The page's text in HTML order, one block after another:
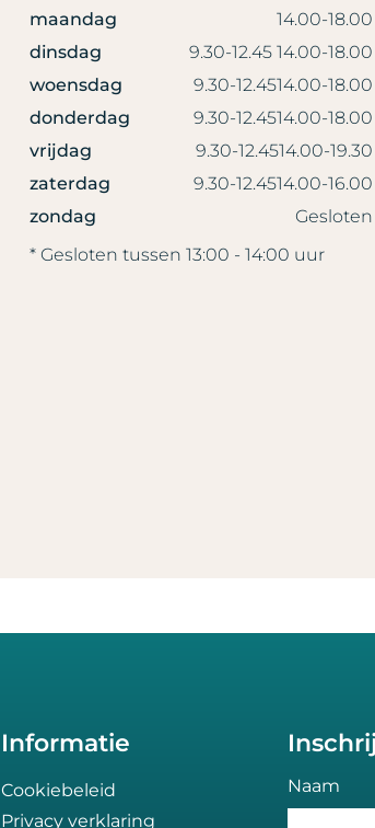
maandag
14.00-18.00
dinsdag
9.30-12.45 14.00-18.00
woensdag
9.30-12.4514.00-18.00
donderdag
9.30-12.4514.00-18.00
vrijdag
9.30-12.4514.00-19.30
zaterdag
9.30-12.4514.00-16.00
zondag
Gesloten
* Gesloten tussen 13:00 - 14:00 uur
Informatie
Cookiebeleid
Privacy verklaring
Naam